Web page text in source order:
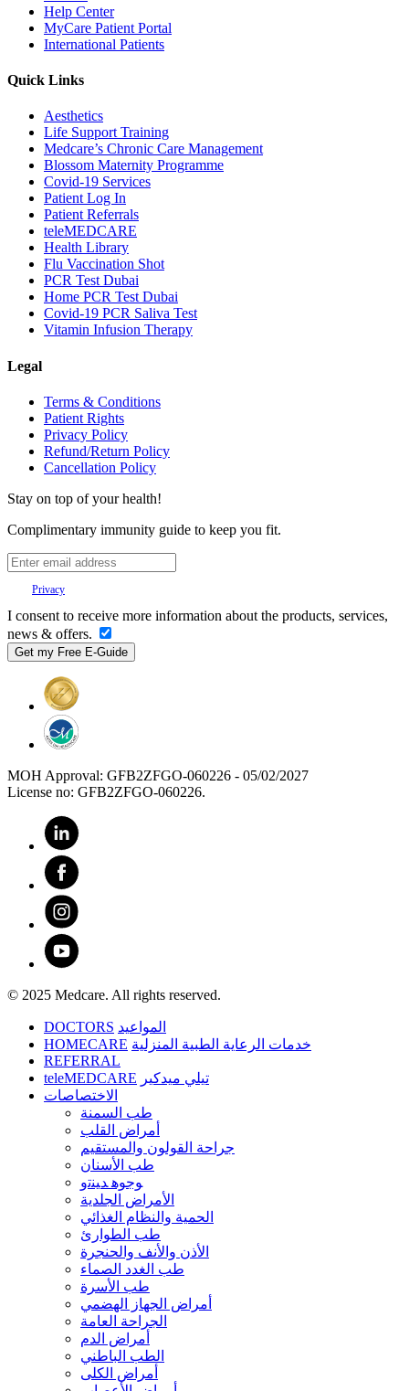
Help Center
MyCare Patient Portal
International Patients
Quick Links
Aesthetics
Life Support Training
Medcare’s Chronic Care Management
Blossom Maternity Programme
Covid-19 Services
Patient Log In
Patient Referrals
teleMEDCARE
Health Library
Flu Vaccination Shot
PCR Test Dubai
Home PCR Test Dubai
Covid-19 PCR Saliva Test
Vitamin Infusion Therapy
Legal
Terms & Conditions
Patient Rights
Privacy Policy
Refund/Return Policy
Cancellation Policy
Stay on top of your health!
Complimentary immunity guide to keep you fit.
Privacy
I consent to receive more information about the products, services,
news & offers.
MOH Approval: GFB2ZFGO-060226 - 05/02/2027
License no: GFB2ZFGO-060226.
© 2025 Medcare. All rights reserved.
DOCTORS المواعيد
HOMECARE خدمات الرعاية الطبية المنزلية
REFERRAL
teleMEDCARE تيلي ميدكير
الاختصاصات
طب السمنة
أمراض القلب
جراحة القولون والمستقيم
طب الأسنان
ﻮﺟﻮﻫ ﺪﻴﻨﺗﻭ
الأمراض الجلدية
الحمية والنظام الغذائي
طب الطوارئ
الأذن والأنف والحنجرة
طب الغدد الصماء
طب الأسرة
أمراض الجهاز الهضمي
الجراحة العامة
أمراض الدم
الطب الباطني
أمراض الكلى